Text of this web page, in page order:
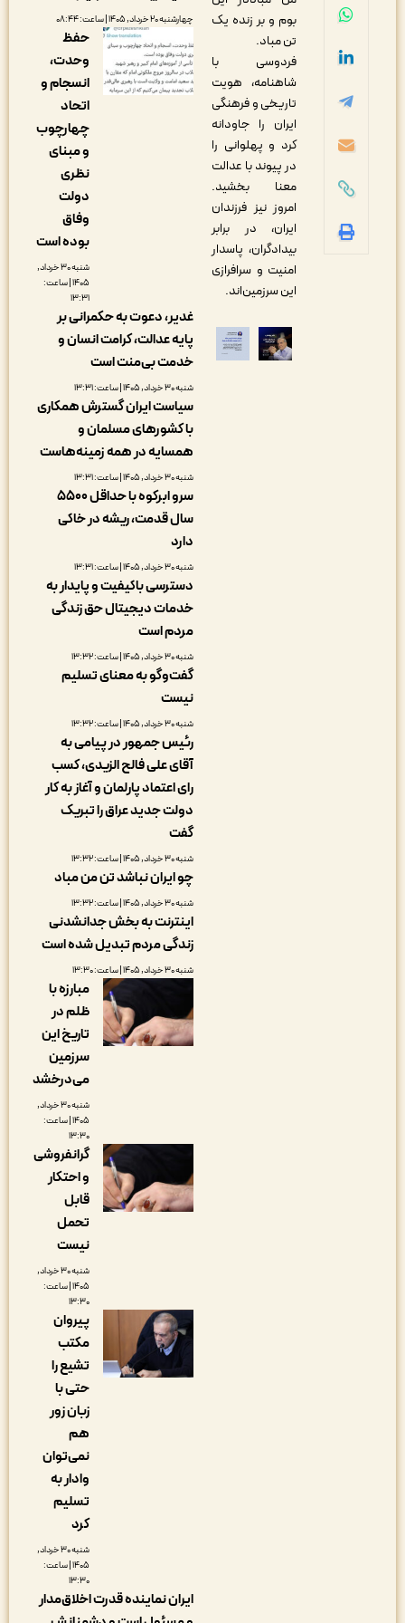
بوم و بر زنده یک
فردوسی با
شاهنامه، هویت
تاریخی و فرهنگی
ایران را جاودانه
کرد و پهلوانی را
در پیوند با عدالت
معنا بخشید.
امروز نیز فرزندان
ایران، در برابر
بیدادگران، پاسدار
امنیت و سرافرازی
این سرزمین‌اند.
چهارشنبه ۲۰ خرداد, ۱۴۰۵ | ساعت: ۰۸:۴۴
حفظ
وحدت،
انسجام و
چهارچوب
بوده است
شنبه ۳۰ خرداد,
۱۴۰۵ | ساعت:
غدیر، دعوت به حکمرانی بر
پایه عدالت، کرامت انسان و
خدمت بی‌منت است
سیاست ایران گسترش همکاری
با کشورهای مسلمان و
همسایه در همه زمینه‌هاست
سرو ابرکوه با حداقل ۵۵۰۰
سال قدمت، ریشه در خاکی
دسترسی باکیفیت و پایدار به
خدمات دیجیتال حق زندگی
مردم است
گفت‌وگو به معنای تسلیم
رئیس جمهور در پیامی به
آقای علی فالح الزیدی، کسب
رای اعتماد پارلمان و آغاز به کار
دولت جدید عراق را تبریک
چو ایران نباشد تن من مباد
اینترنت به بخش جدانشدنی
زندگی مردم تبدیل شده است
مبارزه با
ظلم در
تاریخ این
سرزمین
می‌درخشد
شنبه ۳۰ خرداد,
۱۴۰۵ | ساعت:
گرانفروشی
و احتکار
قابل
شنبه ۳۰ خرداد,
۱۴۰۵ | ساعت:
تشیع را
نمی‌توان
شنبه ۳۰ خرداد,
۱۴۰۵ | ساعت:
ایران نماینده قدرت اخلاق‌مدار